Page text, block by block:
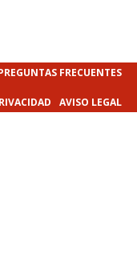
FRECUENTES
AVISO LEGAL